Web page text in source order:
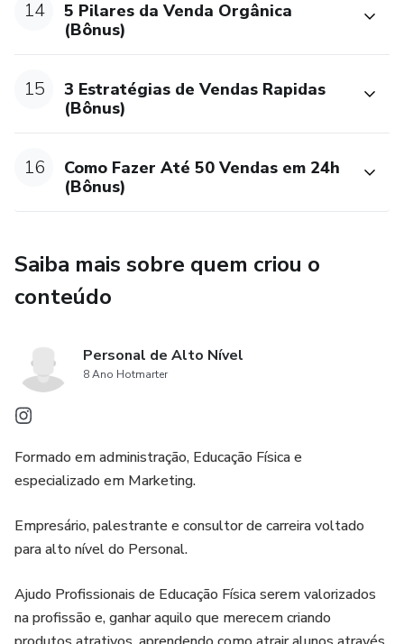
14
5 Pilares da Venda Orgânica
(Bônus)
15
3 Estratégias de Vendas Rapidas
(Bônus)
16
Como Fazer Até 50 Vendas em 24h
(Bônus)
Saiba mais sobre quem criou o
conteúdo
Personal de Alto Nível
8 Ano Hotmarter
Formado em administração, Educação Física e
especializado em Marketing.
Empresário, palestrante e consultor de carreira voltado
para alto nível do Personal.
Ajudo Profissionais de Educação Física serem valorizados
na profissão e, ganhar aquilo que merecem criando